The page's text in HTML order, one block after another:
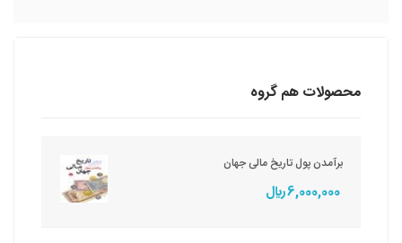
محصولات هم گروه
برآمدن پول تاریخ مالی جهان
6,000,000 ريال